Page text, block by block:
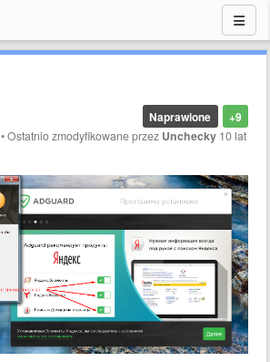
+9
Naprawione
•Ostatnio zmodyfikowane przez Unchecky 10 lat